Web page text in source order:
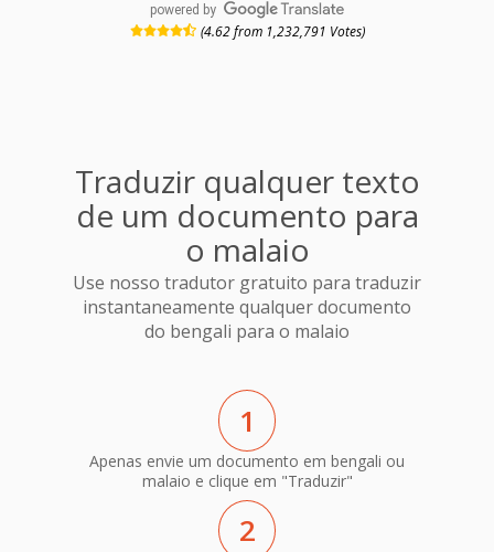
powered by
(4.62 from 1,232,791 Votes)
Traduzir qualquer texto
de um documento para
o malaio
Use nosso tradutor gratuito para traduzir
instantaneamente qualquer documento
do bengali para o malaio
1
Apenas envie um documento em bengali ou
malaio e clique em "Traduzir"
2